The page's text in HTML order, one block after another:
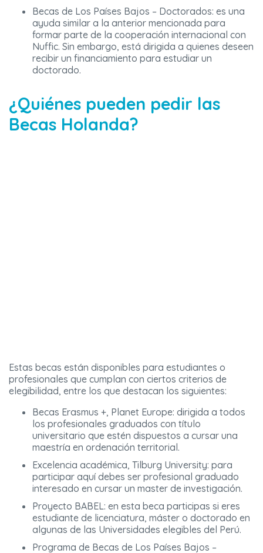
Becas de Los Países Bajos – Doctorados: es una
ayuda similar a la anterior mencionada para
formar parte de la cooperación internacional con
Nuffic. Sin embargo, está dirigida a quienes deseen
recibir un financiamiento para estudiar un
doctorado.
¿Quiénes pueden pedir las
Becas Holanda?
Estas becas están disponibles para estudiantes o
profesionales que cumplan con ciertos criterios de
elegibilidad, entre los que destacan los siguientes:
Becas Erasmus +, Planet Europe: dirigida a todos
los profesionales graduados con título
universitario que estén dispuestos a cursar una
maestría en ordenación territorial.
Excelencia académica, Tilburg University: para
participar aquí debes ser profesional graduado
interesado en cursar un master de investigación.
Proyecto BABEL: en esta beca participas si eres
estudiante de licenciatura, máster o doctorado en
algunas de las Universidades elegibles del Perú.
Programa de Becas de Los Países Bajos –